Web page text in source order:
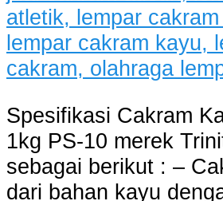
Spesifikasi Cakram
1kg PS-10 merek
sebagai berikut : –
dari bahan kayu